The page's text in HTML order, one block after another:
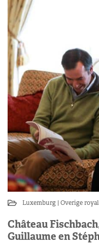
Luxemburg Overige
Château
Guillaume en